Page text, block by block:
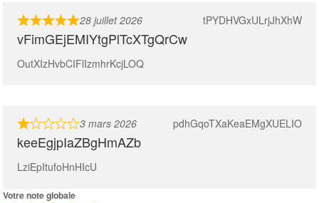
28 juillet 2026 tPYDHVGxULrjJhXhW
vFimGEjEMIYtgPlTcXTgQrCw
OutXIzHvbCIFlIzmhrKcjLOQ
3 mars 2026 pdhGqoTXaKeaEMgXUELIO
keeEgjpIaZBgHmAZb
LziEpItufoHnHIcU
Votre note globale